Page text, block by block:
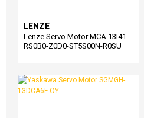
LENZE
Lenze Servo Motor MCA 13I41-
RS0B0-Z0D0-ST5S00N-R0SU